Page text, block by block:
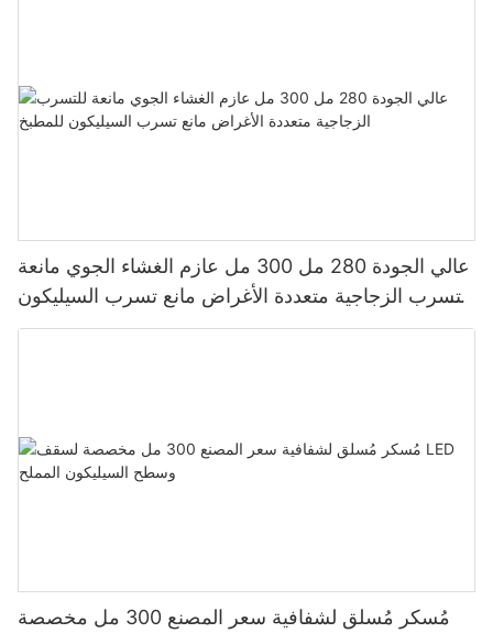
عالي الجودة 280 مل 300 مل عازم الغشاء الجوي مانعة
للتسرب الزجاجية متعددة الأغراض مانع تسرب السيليكون
للمطبخ
مُسكر مُسلق لشفافية سعر المصنع 300 مل مخصصة